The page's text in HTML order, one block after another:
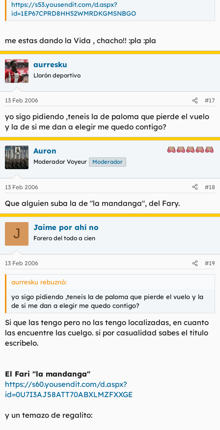
https://s53.yousendit.com/d.aspx?
id=1EP67CPRD8HH52WMRDKGMSNBGO
me estas dando la Vida , chacho!! :pla :pla
aurresku
Llorón deportivo
13 Feb 2006 #17
yo sigo pidiendo ,teneis la de paloma que pierde el vuelo
y la de si me dan a elegir me quedo contigo?
Auron
Moderador Voyeur Moderador
13 Feb 2006 #18
Que alguien suba la de "la mandanga", del Fary.
J Jaime por ahí no
Forero del todo a cien
13 Feb 2006 #19
aurresku rebuznó:
yo sigo pidiendo ,teneis la de paloma que pierde el vuelo y la
de si me dan a elegir me quedo contigo?
Si que las tengo pero no las tengo localizadas, en cuanto
las encuentre las cuelgo. si por casualidad sabes el titulo
escribelo.
El Fari "la mandanga"
https://s60.yousendit.com/d.aspx?
id=0U7I3AJ58ATT70ABXLMZFXXGE
y un temazo de regalito: